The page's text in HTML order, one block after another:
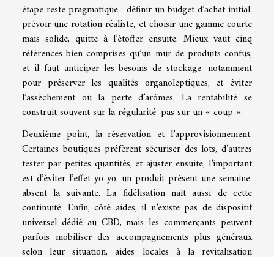
étape reste pragmatique : définir un budget d’achat initial,
prévoir une rotation réaliste, et choisir une gamme courte
mais solide, quitte à l’étoffer ensuite. Mieux vaut cinq
références bien comprises qu’un mur de produits confus,
et il faut anticiper les besoins de stockage, notamment
pour préserver les qualités organoleptiques, et éviter
l’assèchement ou la perte d’arômes. La rentabilité se
construit souvent sur la régularité, pas sur un « coup ».
Deuxième point, la réservation et l’approvisionnement.
Certaines boutiques préfèrent sécuriser des lots, d’autres
tester par petites quantités, et ajuster ensuite, l’important
est d’éviter l’effet yo-yo, un produit présent une semaine,
absent la suivante. La fidélisation naît aussi de cette
continuité. Enfin, côté aides, il n’existe pas de dispositif
universel dédié au CBD, mais les commerçants peuvent
parfois mobiliser des accompagnements plus généraux
selon leur situation, aides locales à la revitalisation